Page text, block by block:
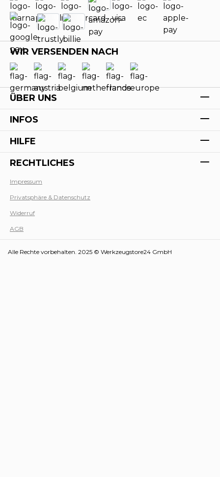
WIR VERSENDEN NACH
ÜBER UNS
INFOS
HILFE
RECHTLICHES
Impressum
Privatsphäre & Datenschutz
Widerruf
AGB
Alle Rechte vorbehalten. 2025 © Werkzeugstore24 GmbH